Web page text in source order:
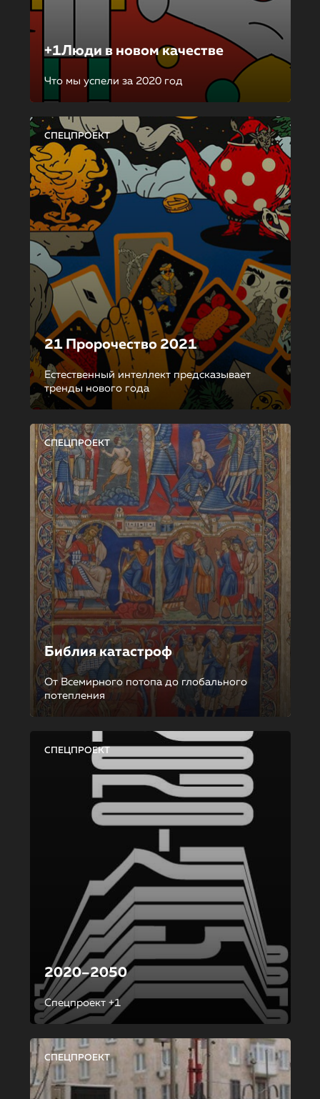
+1Люди в новом качестве
Что мы успели за 2020 год
СПЕЦПРОЕКТ
21 Пророчество 2021
Естественный интеллект предсказывает
тренды нового года
СПЕЦПРОЕКТ
Библия катастроф
От Всемирного потопа до глобального
потепления
СПЕЦПРОЕКТ
2020–2050
Спецпроект +1
СПЕЦПРОЕКТ